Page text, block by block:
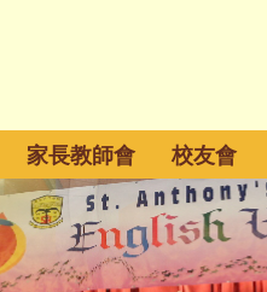
家長教師會 校友會